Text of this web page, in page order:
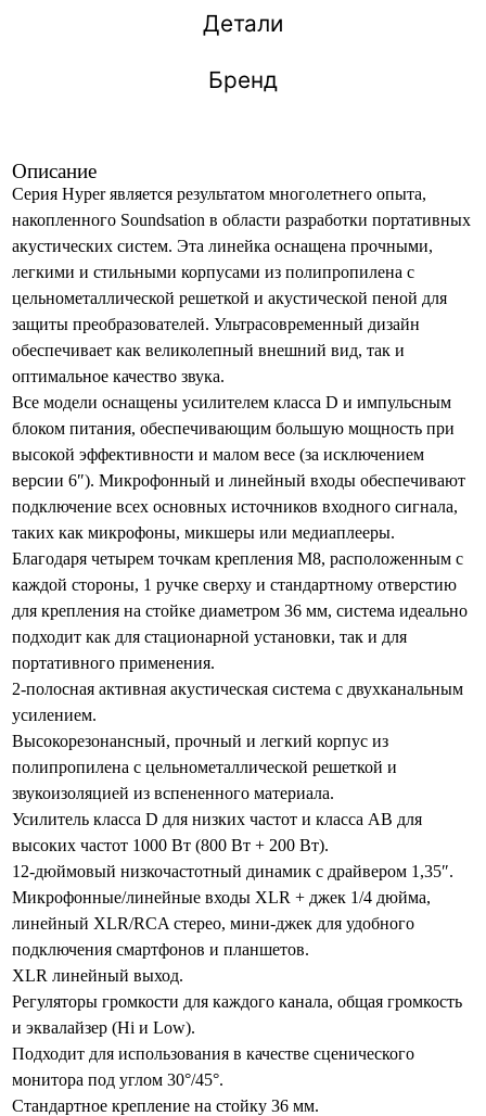
Детали
Бренд
Описание
Серия Hyper является результатом многолетнего опыта,
накопленного Soundsation в области разработки портативных
акустических систем. Эта линейка оснащена прочными,
легкими и стильными корпусами из полипропилена с
цельнометаллической решеткой и акустической пеной для
защиты преобразователей. Ультрасовременный дизайн
обеспечивает как великолепный внешний вид, так и
оптимальное качество звука.
Все модели оснащены усилителем класса D и импульсным
блоком питания, обеспечивающим большую мощность при
высокой эффективности и малом весе (за исключением
версии 6″). Микрофонный и линейный входы обеспечивают
подключение всех основных источников входного сигнала,
таких как микрофоны, микшеры или медиаплееры.
Благодаря четырем точкам крепления M8, расположенным с
каждой стороны, 1 ручке сверху и стандартному отверстию
для крепления на стойке диаметром 36 мм, система идеально
подходит как для стационарной установки, так и для
портативного применения.
2-полосная активная акустическая система с двухканальным
усилением.
Высокорезонансный, прочный и легкий корпус из
полипропилена с цельнометаллической решеткой и
звукоизоляцией из вспененного материала.
Усилитель класса D для низких частот и класса AB для
высоких частот 1000 Вт (800 Вт + 200 Вт).
12-дюймовый низкочастотный динамик с драйвером 1,35″.
Микрофонные/линейные входы XLR + джек 1/4 дюйма,
линейный XLR/RCA стерео, мини-джек для удобного
подключения смартфонов и планшетов.
XLR линейный выход.
Регуляторы громкости для каждого канала, общая громкость
и эквалайзер (Hi и Low).
Подходит для использования в качестве сценического
монитора под углом 30°/45°.
Стандартное крепление на стойку 36 мм.